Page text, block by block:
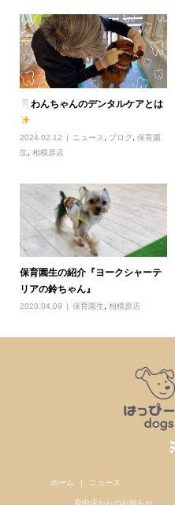
わんちゃんのデンタルケアとは
2024.02.12 ニュース ブログ, 保育園
生
相模原店
保育園生の紹介『ヨークシャーテ
リアの鈴ちゃん』
2020.04.09 保育園生 相模原店
ホーム ニュース